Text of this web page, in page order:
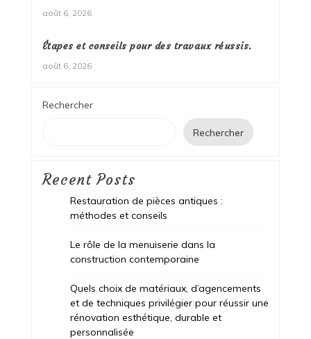
août 6, 2026
Étapes et conseils pour des travaux réussis.
août 6, 2026
Rechercher
Rechercher
Recent Posts
Restauration de pièces antiques :
méthodes et conseils
Le rôle de la menuiserie dans la
construction contemporaine
Quels choix de matériaux, d’agencements
et de techniques privilégier pour réussir une
rénovation esthétique, durable et
personnalisée